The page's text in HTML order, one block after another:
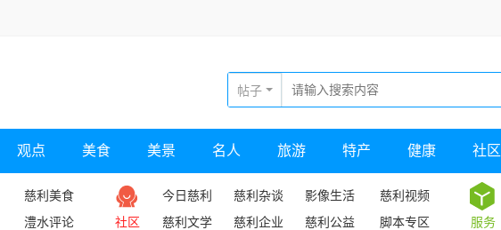
帖子
观点 美食 美景 名人 旅游 特产 健康 社区
慈利美食
澧水评论 社区
今日慈利 慈利杂谈 影像生活
慈利视频
慈利文学
慈利企业 慈利公益 脚本专区 服务